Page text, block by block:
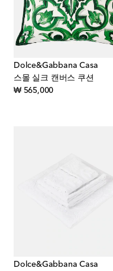
Dolce&Gabbana Casa
스몰 실크 캔버스 쿠션
₩ 565,000original price
Dolce&Gabbana Casa